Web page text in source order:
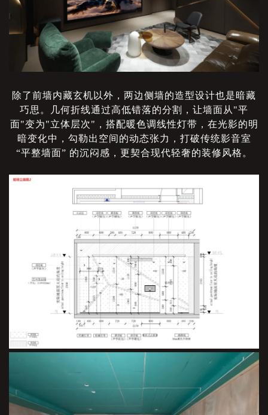
除了前墙内藏玄机以外，两边侧墙的造型设计也是暗藏
巧思。几何折线通过高低错落的分割，让墙面从 "平
面"变为"立体层次"，搭配暖色调线性灯带，在光影的明
暗变化中，勾勒出空间的动态张力，打破传统影音室
“平整墙面” 的沉闷感，更契合现代轻奢的装修风格。